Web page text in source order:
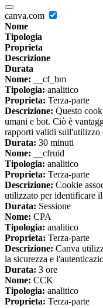
canva.com
Nome
Tipologia
Proprieta
Descrizione
Durata
Nome: __cf_bm
Tipologia: analitico
Proprieta: Terza-parte
Descrizione: Questo
umani e bot. Ciò è
rapporti validi sull'utilizzo
Durata: 30 minuti
Nome: __cfruid
Tipologia: analitico
Proprieta: Terza-parte
Descrizione: Cookie
utilizzato per identificare
Durata: Sessione
Nome: CPA
Tipologia: analitico
Proprieta: Terza-parte
Descrizione: Canva
la sicurezza e
Durata: 3 ore
Nome: CCK
Tipologia: analitico
Proprieta: Terza-parte